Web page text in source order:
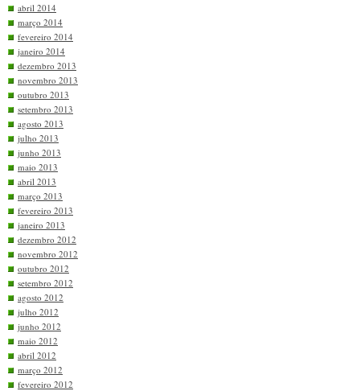
abril 2014
março 2014
fevereiro 2014
janeiro 2014
dezembro 2013
novembro 2013
outubro 2013
setembro 2013
agosto 2013
julho 2013
junho 2013
maio 2013
abril 2013
março 2013
fevereiro 2013
janeiro 2013
dezembro 2012
novembro 2012
outubro 2012
setembro 2012
agosto 2012
julho 2012
junho 2012
maio 2012
abril 2012
março 2012
fevereiro 2012